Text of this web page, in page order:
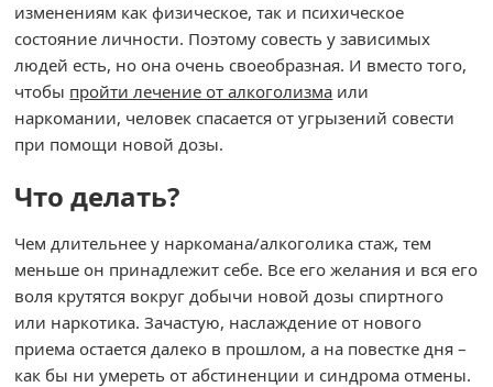
изменениям как физическое, так и психическое
состояние личности. Поэтому совесть у зависимых
людей есть, но она очень своеобразная. И вместо того,
чтобы пройти лечение от алкоголизма или
наркомании, человек спасается от угрызений совести
при помощи новой дозы.
Что делать?
Чем длительнее у наркомана/алкоголика стаж, тем
меньше он принадлежит себе. Все его желания и вся его
воля крутятся вокруг добычи новой дозы спиртного
или наркотика. Зачастую, наслаждение от нового
приема остается далеко в прошлом, а на повестке дня –
как бы ни умереть от абстиненции и синдрома отмены.